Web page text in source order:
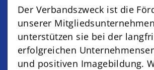
Der Verbandszweck ist die
unserer
unterstützen sie bei der
erfolgreichen
und positiven Imagebildung.